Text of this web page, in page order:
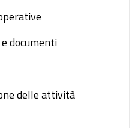
documenti
delle attività